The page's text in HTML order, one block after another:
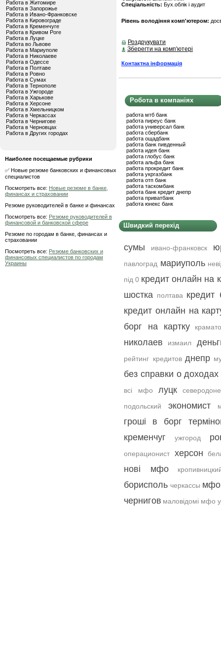
Работа в Житомире
Работа в Запорожье
Работа в Ивано-Франковске
Работа в Кировограде
Работа в Кременчуге
Работа в Кривом Роге
Работа в Луцке
Работа во Львове
Работа в Мариуполе
Работа в Николаеве
Работа в Одессе
Работа в Полтаве
Работа в Ровно
Работа в Сумах
Работа в Тернополе
Работа в Ужгороде
Работа в Харькове
Работа в Херсоне
Работа в Хмельницком
Работа в Черкассах
Работа в Чернигове
Работа в Черновцах
Работа в Других городах
Наиболее посещаемые рубрики
✅ Новые резюме банковских и финансовых
специалистов
Посмотреть все: Новые резюме в банке,
финансах и страховании
Резюме руководителей в банке и финансах
Посмотреть все: Резюме руководителей в
финансовой и банковской сфере
Резюме по городам в банке, финансах и
страховании
Посмотреть все: Резюме банковских и
финансовых специалистов по городам
Украины
Спеціальність: Бух.облік і аудит
Рівень володіння комп'ютером:
Роздрукувати
Зберегти на комп'ютері
Контактна інформація
Робота в компаніях
работа мтб банк
работа пиреус банк
работа универсал банк
работа сбербанк
работа ощадбанк
работа банк пивденный
работа идея банк
работа глобус банк
работа альфа банк
работа прокредит банк
работа укргазбанк
работа отп банк
работа таскомбанк
работа банк кредит днепр
работа приватбанк
работа юнекс банк
Швидкий перехід
сумы ивано-франковск
павлоград мариуполь
під 0 кредит онлайн на
шостка полтава кредит
кредит онлайн на
борг на картку
николаев измаил
рейтинг кредитов днепр
без справки о доходах
всі мфо
луцк
подольский
экономист
гроші в борг
кременчуг
ужгород
операционист херсон
нові мфо
борисполь черкассы мфо
чернигов маловідомі мфо